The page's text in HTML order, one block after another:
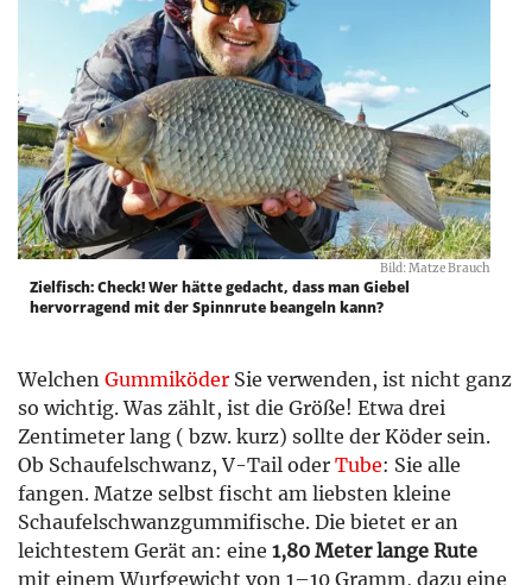
Bild: Matze Brauch
Zielfisch: Check! Wer hätte gedacht, dass man Giebel
hervorragend mit der Spinnrute beangeln kann?
Welchen Gummiköder Sie verwenden, ist nicht ganz
so wichtig. Was zählt, ist die Größe! Etwa drei
Zentimeter lang ( bzw. kurz) sollte der Köder sein.
Ob Schaufelschwanz, V-Tail oder Tube: Sie alle
fangen. Matze selbst fischt am liebsten kleine
Schaufelschwanzgummifische. Die bietet er an
leichtestem Gerät an: eine 1,80 Meter lange Rute
mit einem Wurfgewicht von 1–10 Gramm, dazu eine